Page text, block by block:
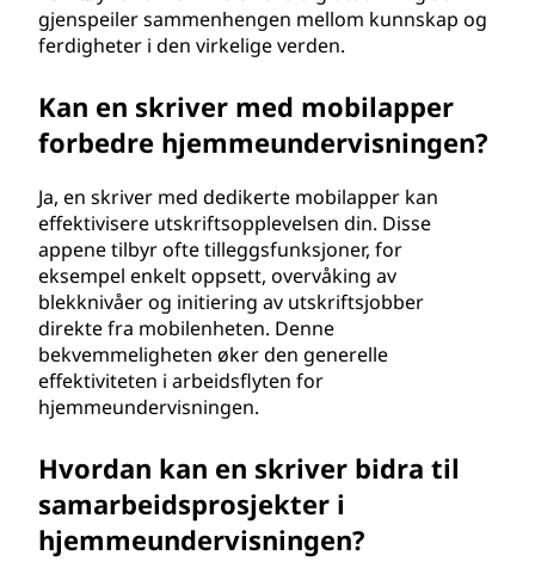
gjenspeiler sammenhengen mellom kunnskap og
ferdigheter i den virkelige verden.
Kan en skriver med mobilapper
forbedre hjemmeundervisningen?
Ja, en skriver med dedikerte mobilapper kan
effektivisere utskriftsopplevelsen din. Disse
appene tilbyr ofte tilleggsfunksjoner, for
eksempel enkelt oppsett, overvåking av
blekknivåer og initiering av utskriftsjobber
direkte fra mobilenheten. Denne
bekvemmeligheten øker den generelle
effektiviteten i arbeidsflyten for
hjemmeundervisningen.
Hvordan kan en skriver bidra til
samarbeidsprosjekter i
hjemmeundervisningen?